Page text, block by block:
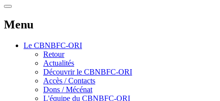
Menu
Le CBNBFC-ORI
Retour
Actualités
Découvrir le CBNBFC-ORI
Accès / Contacts
Dons / Mécénat
L'équipe du CBNBFC-ORI